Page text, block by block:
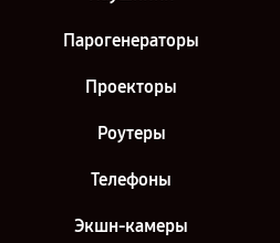
Парогенераторы
Проекторы
Роутеры
Телефоны
Экшн-камеры